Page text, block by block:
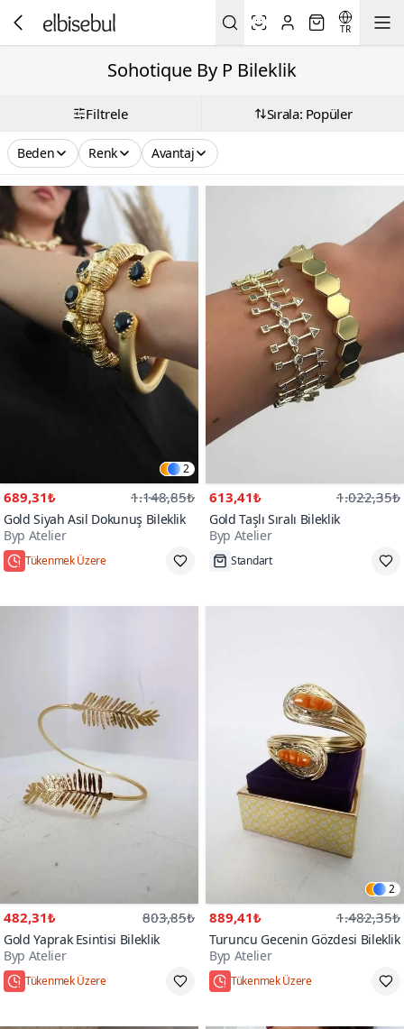
TR
Sohotique By P Bileklik
Filtrele Sırala: Popüler
Beden Renk Avantaj
2
689,31₺ 1.148,85₺
Gold Siyah Asil Dokunuş Bileklik
Byp Atelier
Standart
613,41₺ 1.022,35₺
Gold Taşlı Sıralı Bileklik
Byp Atelier
Standart
482,31₺ 803,85₺
Gold Yaprak Esintisi Bileklik
Byp Atelier
Standart
2
889,41₺ 1.482,35₺
Turuncu Gecenin Gözdesi Bileklik
Byp Atelier
Standart